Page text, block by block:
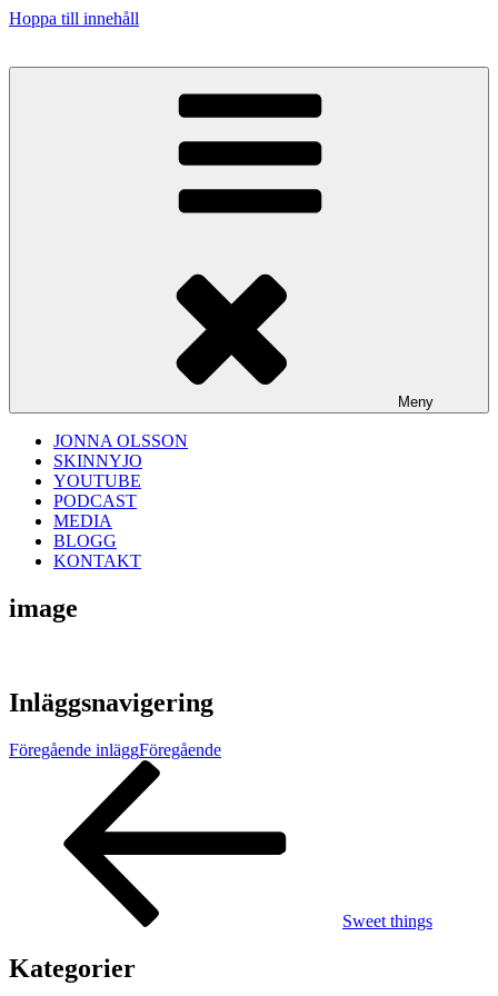
Hoppa till innehåll
Meny
JONNA OLSSON
SKINNYJO
YOUTUBE
PODCAST
MEDIA
BLOGG
KONTAKT
image
Inläggsnavigering
Föregående inläggFöregående
Sweet things
Kategorier